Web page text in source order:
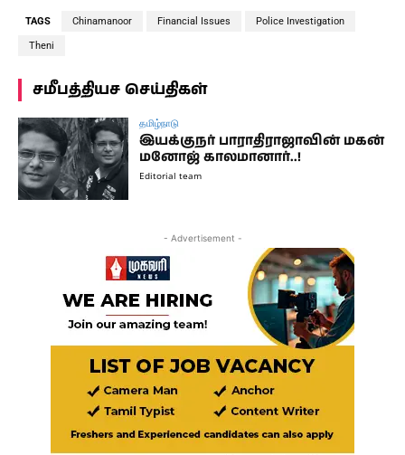
TAGS Chinamanoor Financial Issues Police Investigation
Theni
சமீபத்தியச செய்திகள்
தமிழ்நாடு
இயக்குநர் பாராதிராஜாவின் மகன்
மனோஜ் காலமானார்..!
Editorial team
- Advertisement -